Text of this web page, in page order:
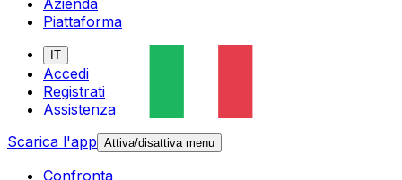
Azienda
Piattaforma
IT
Accedi
Registrati
Assistenza
Scarica l'app Attiva/disattiva menu
Confronta